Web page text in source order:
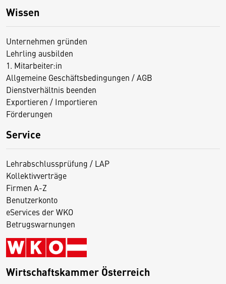
Wissen
Unternehmen gründen
Lehrling ausbilden
1. Mitarbeiter:in
Allgemeine Geschäftsbedingungen / AGB
Dienstverhältnis beenden
Exportieren / Importieren
Förderungen
Service
Lehrabschlussprüfung / LAP
Kollektivverträge
Firmen A-Z
Benutzerkonto
eServices der WKO
Betrugswarnungen
Wirtschaftskammer Österreich